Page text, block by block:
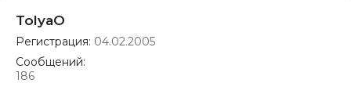
TolyaO
Регистрация: 04.02.2005
Сообщений:
186